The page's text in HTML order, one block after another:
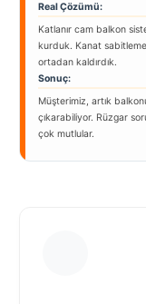
Real Çözümü:
Katlanır cam balkon
kurduk. Kanat
ortadan kaldırdık.
Sonuç:
Müşterimiz, artık
çıkarabiliyor. Rüzgar
çok mutlular.